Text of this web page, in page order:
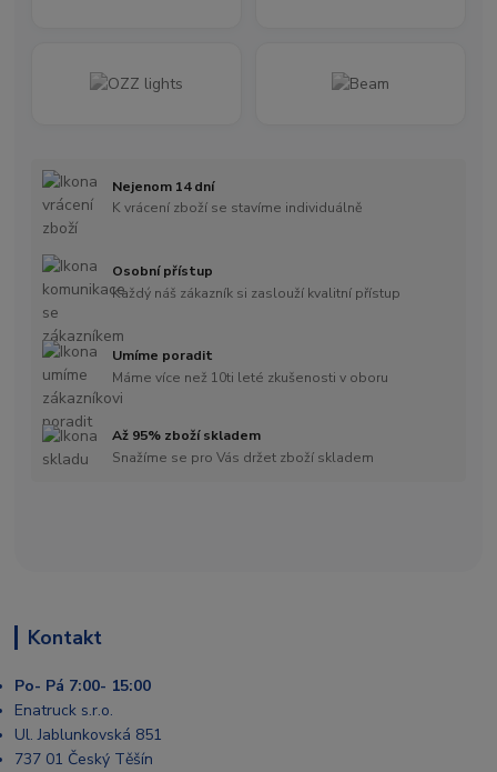
Nejenom 14 dní
K vrácení zboží se stavíme individuálně
Osobní přístup
Každý náš zákazník si zaslouží kvalitní přístup
Umíme poradit
Máme více než 10ti leté zkušenosti v oboru
Až 95% zboží skladem
Snažíme se pro Vás držet zboží skladem
Kontakt
Po- Pá 7:00- 15:00
Enatruck s.r.o.
Ul. Jablunkovská 851
737 01 Český Těšín